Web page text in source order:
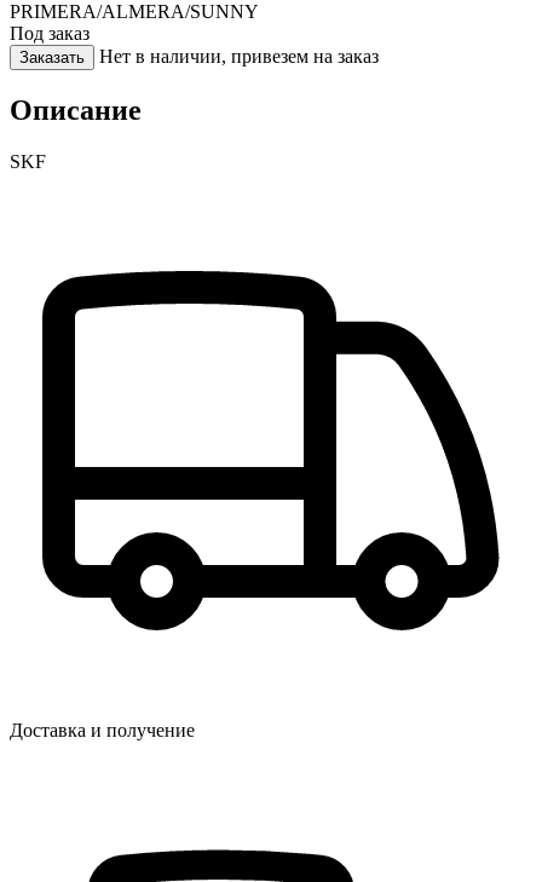
PRIMERA/ALMERA/SUNNY
Под заказ
Заказать Нет в наличии, привезем на заказ
Описание
SKF
Доставка и получение